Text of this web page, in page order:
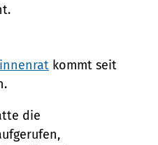
kommt seit
die